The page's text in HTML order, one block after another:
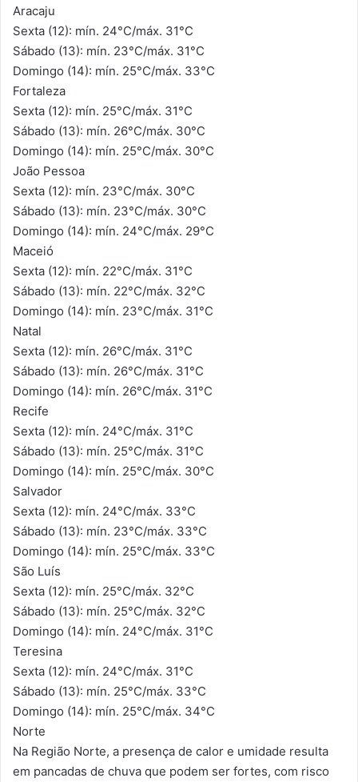
Aracaju
Sexta (12): mín. 24°C/máx. 31°C
Sábado (13): mín. 23°C/máx. 31°C
Domingo (14): mín. 25°C/máx. 33°C
Fortaleza
Sexta (12): mín. 25°C/máx. 31°C
Sábado (13): mín. 26°C/máx. 30°C
Domingo (14): mín. 25°C/máx. 30°C
João Pessoa
Sexta (12): mín. 23°C/máx. 30°C
Sábado (13): mín. 23°C/máx. 30°C
Domingo (14): mín. 24°C/máx. 29°C
Maceió
Sexta (12): mín. 22°C/máx. 31°C
Sábado (13): mín. 22°C/máx. 32°C
Domingo (14): mín. 23°C/máx. 31°C
Natal
Sexta (12): mín. 26°C/máx. 31°C
Sábado (13): mín. 26°C/máx. 31°C
Domingo (14): mín. 26°C/máx. 31°C
Recife
Sexta (12): mín. 24°C/máx. 31°C
Sábado (13): mín. 25°C/máx. 31°C
Domingo (14): mín. 25°C/máx. 30°C
Salvador
Sexta (12): mín. 24°C/máx. 33°C
Sábado (13): mín. 23°C/máx. 33°C
Domingo (14): mín. 25°C/máx. 33°C
São Luís
Sexta (12): mín. 25°C/máx. 32°C
Sábado (13): mín. 25°C/máx. 32°C
Domingo (14): mín. 24°C/máx. 31°C
Teresina
Sexta (12): mín. 24°C/máx. 31°C
Sábado (13): mín. 25°C/máx. 33°C
Domingo (14): mín. 25°C/máx. 34°C
Norte
Na Região Norte, a presença de calor e umidade resulta
em pancadas de chuva que podem ser fortes, com risco